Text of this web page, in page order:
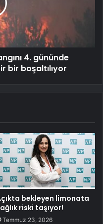
4. gününde
bir boşaltılıyor
bekleyen limonata
riski taşıyor!
Temmuz 23, 2026